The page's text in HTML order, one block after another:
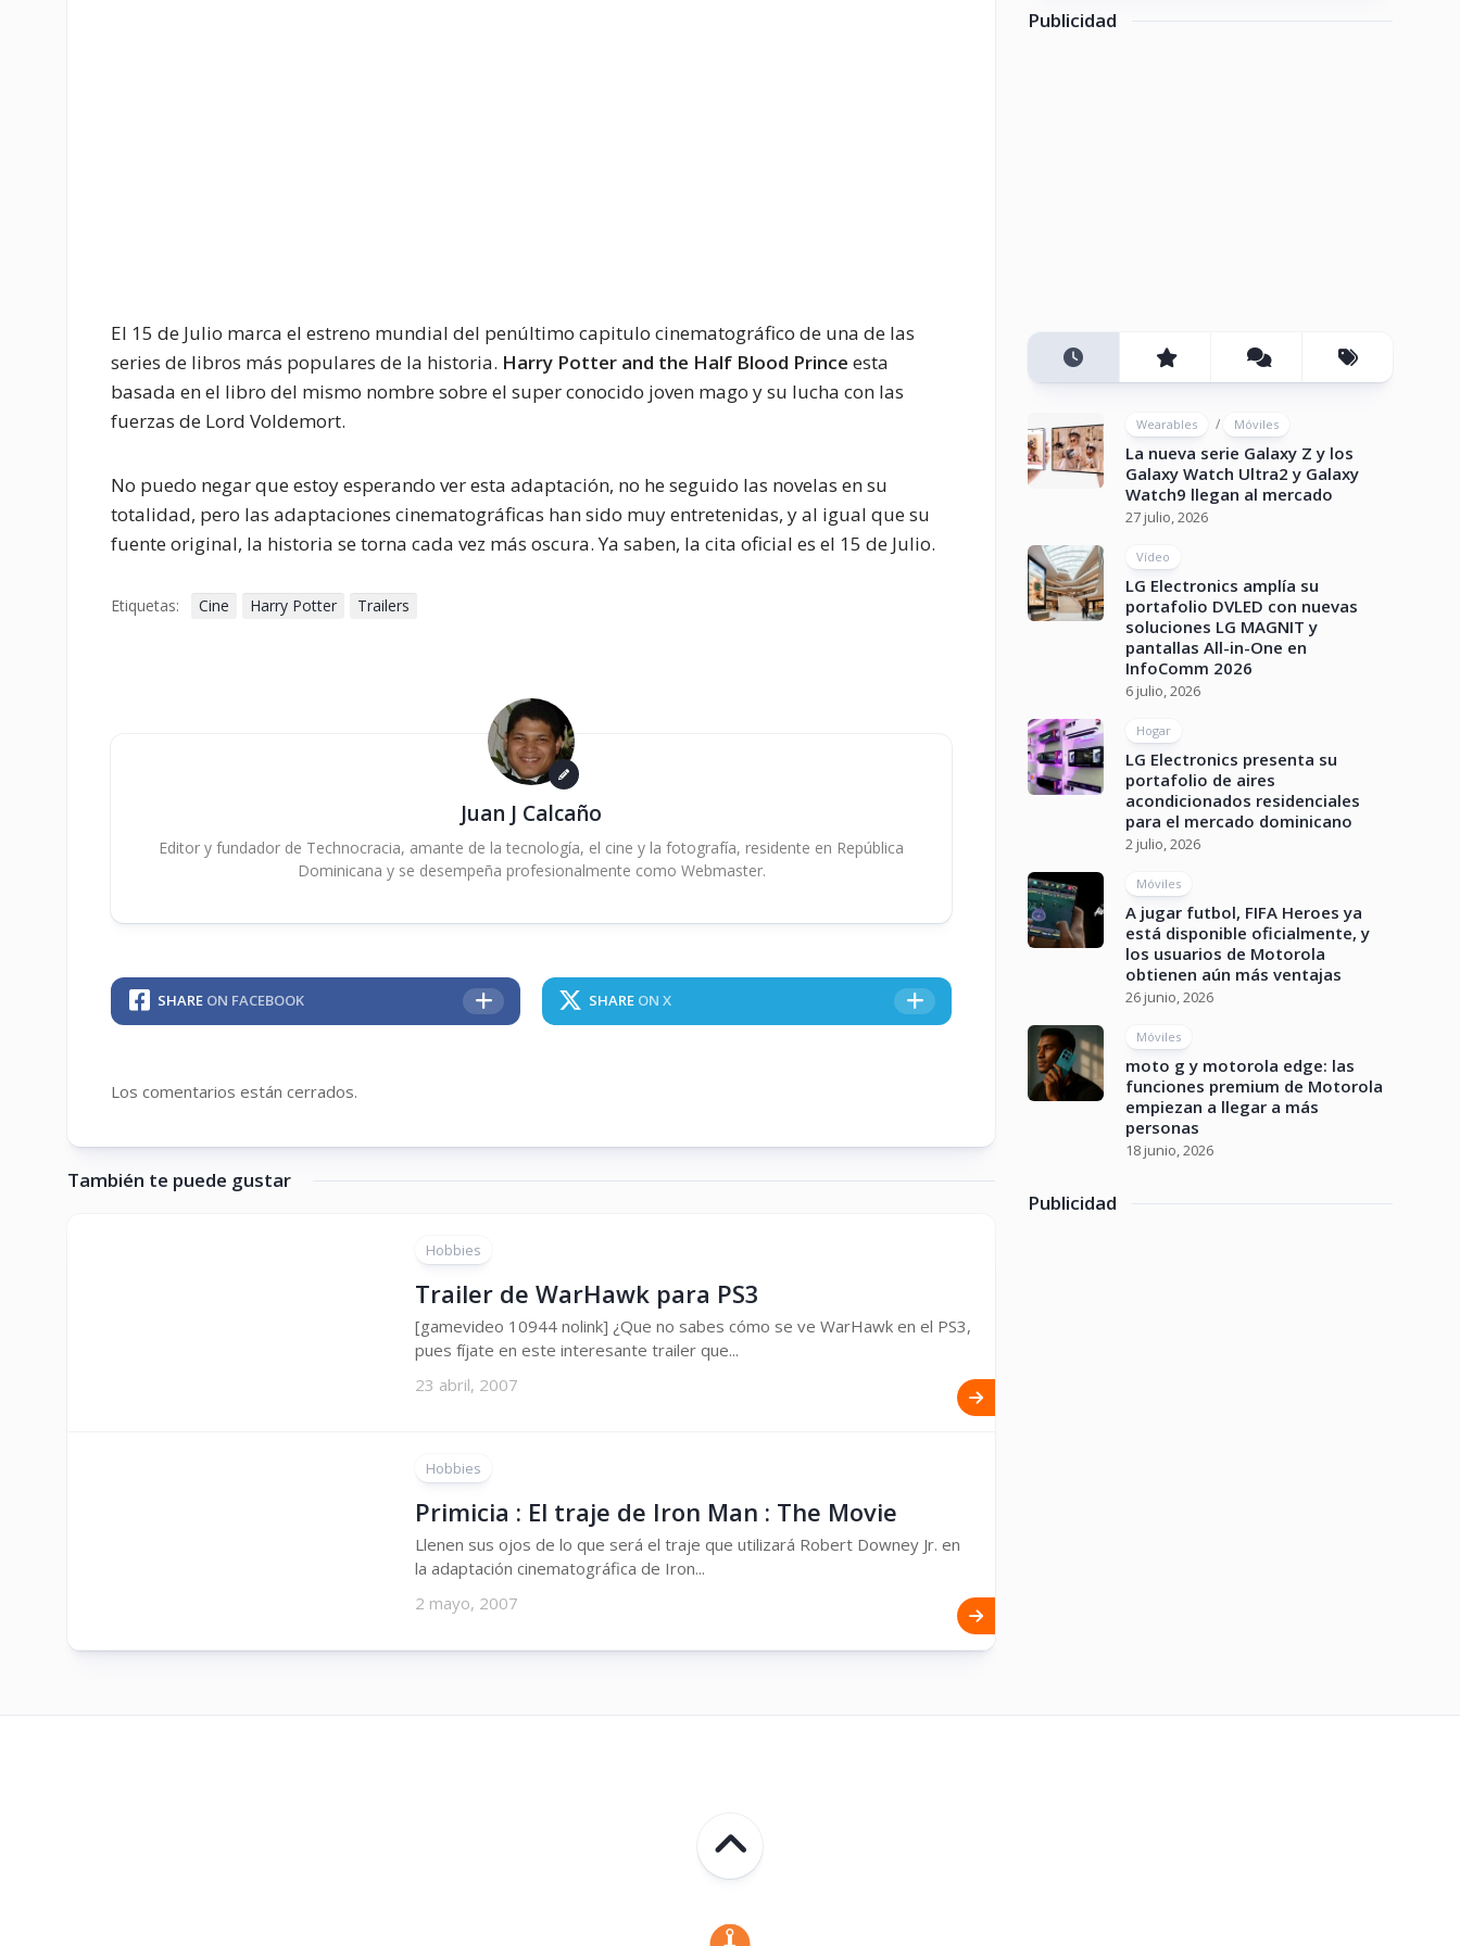
El 15 de Julio marca el estreno mundial del penúltimo capitulo cinematográfico de una de las
series de libros más populares de la historia. Harry Potter and the Half Blood Prince esta
basada en el libro del mismo nombre sobre el super conocido joven mago y su lucha con las
fuerzas de Lord Voldemort.
No puedo negar que estoy esperando ver esta adaptación, no he seguido las novelas en su
totalidad, pero las adaptaciones cinematográficas han sido muy entretenidas, y al igual que su
fuente original, la historia se torna cada vez más oscura. Ya saben, la cita oficial es el 15 de Julio.
Etiquetas: Cine Harry Potter Trailers
Juan J Calcaño
Editor y fundador de Technocracia, amante de la tecnología, el cine y la fotografía, residente en República
Dominicana y se desempeña profesionalmente como Webmaster.
SHARE ON FACEBOOK SHARE ON X
Los comentarios están cerrados.
También te puede gustar
Hobbies
Trailer de WarHawk para PS3
[gamevideo 10944 nolink] ¿Que no sabes cómo se ve WarHawk en el PS3,
pues fíjate en este interesante trailer que...
23 abril, 2007
Hobbies
Primicia : El traje de Iron Man : The Movie
Llenen sus ojos de lo que será el traje que utilizará Robert Downey Jr. en
la adaptación cinematográfica de Iron...
2 mayo, 2007
Publicidad
Wearables / Móviles
La nueva serie Galaxy Z y los
Galaxy Watch Ultra2 y Galaxy
Watch9 llegan al mercado
27 julio, 2026
Vídeo
LG Electronics amplía su
portafolio DVLED con nuevas
soluciones LG MAGNIT y
pantallas All-in-One en
InfoComm 2026
6 julio, 2026
Hogar
LG Electronics presenta su
portafolio de aires
acondicionados residenciales
para el mercado dominicano
2 julio, 2026
Móviles
A jugar futbol, FIFA Heroes ya
está disponible oficialmente, y
los usuarios de Motorola
obtienen aún más ventajas
26 junio, 2026
Móviles
moto g y motorola edge: las
funciones premium de Motorola
empiezan a llegar a más
personas
18 junio, 2026
Publicidad